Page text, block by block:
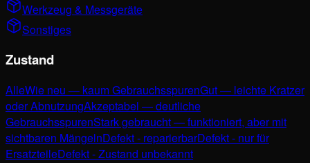
Werkzeug & Messgeräte
Sonstiges
Zustand
AlleWie neu — kaum GebrauchsspurenGut — leichte Kratzer
oder AbnutzungAkzeptabel — deutliche
GebrauchsspurenStark gebraucht — funktioniert, aber mit
sichtbaren MängelnDefekt - reparierbarDefekt - nur für
ErsatzteileDefekt - Zustand unbekannt